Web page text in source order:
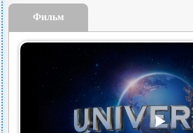
Фильм